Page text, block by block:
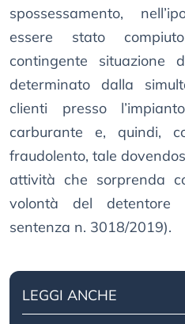
spossessamento,
essere stato
contingente situazione
determinato dalla
clienti presso
carburante e, quindi,
fraudolento, tale
attività che sorprenda
volontà del detentore
sentenza n. 3018/2019).
LEGGI ANCHE